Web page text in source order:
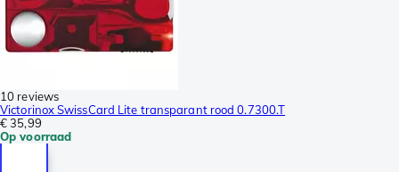
10 reviews
Victorinox SwissCard Lite transparant rood 0.7300.T
€ 35,99
Op voorraad